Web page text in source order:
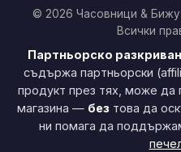
© 2026 Часовници &
Всички
Партньорско
съдържа партньорски
продукт през тях, може да
магазина — без това да
ни помага да